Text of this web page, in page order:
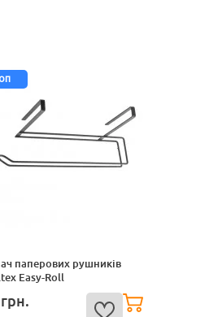
паперових рушників
Easy-Roll
грн.